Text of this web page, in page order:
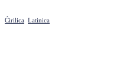
Ćirilica Latinica